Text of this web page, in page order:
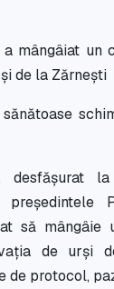
a mângâiat un
de la Zărneşti
desfășurat
preşedintele
să mângâie
de urşi
de protocol,